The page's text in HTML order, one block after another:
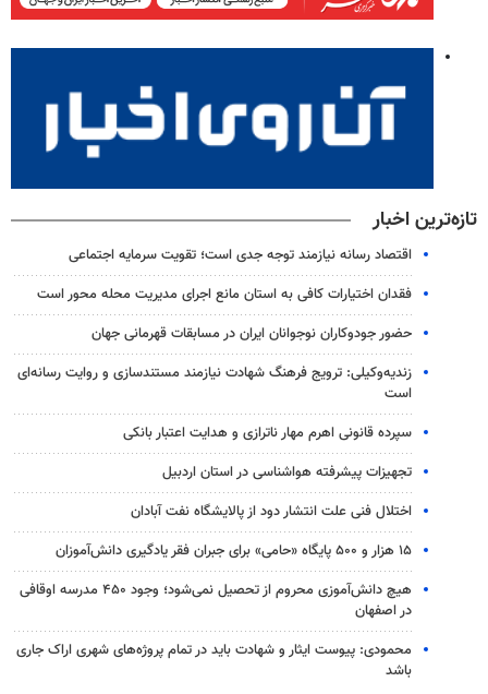
تازه‌ترین اخبار
اقتصاد رسانه نیازمند توجه جدی است؛ تقویت سرمایه اجتماعی
فقدان اختیارات کافی به استان مانع اجرای مدیریت محله محور است
حضور جودوکاران نوجوانان ایران در مسابقات قهرمانی جهان
زندیه‌وکیلی: ترویج فرهنگ شهادت نیازمند مستندسازی و روایت رسانه‌ای
است
سپرده قانونی اهرم مهار ناترازی و هدایت اعتبار بانکی
تجهیزات پیشرفته هواشناسی در استان اردبیل
اختلال فنی علت انتشار دود از پالایشگاه نفت آبادان
۱۵ هزار و ۵۰۰ پایگاه «حامی» برای جبران فقر یادگیری دانش‌آموزان
هیچ دانش‌آموزی محروم از تحصیل نمی‌شود؛ وجود ۴۵۰ مدرسه اوقافی
در اصفهان
محمودی: پیوست ایثار و شهادت باید در تمام پروژه‌های شهری اراک جاری
باشد